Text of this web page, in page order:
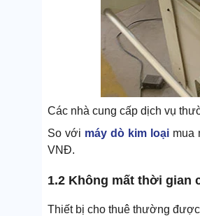
Các nhà cung cấp dịch vụ
So với máy dò kim loạimua
VNĐ.
1.2 Không mất thời gian
Thiết bị cho thuê thường